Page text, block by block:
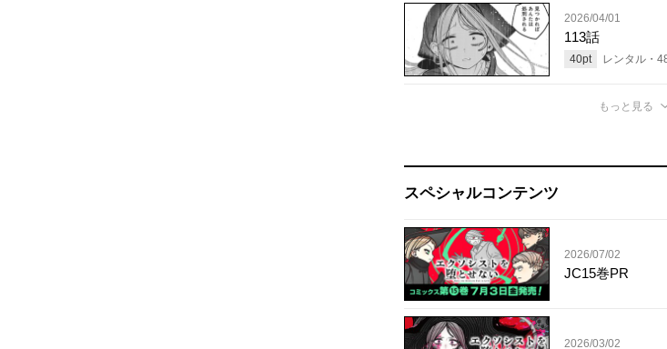
2026/04/01
113話
40pt レンタル・
もっと見る
スペシャルコンテンツ
2026/07/02
JC15巻PR
2026/03/02